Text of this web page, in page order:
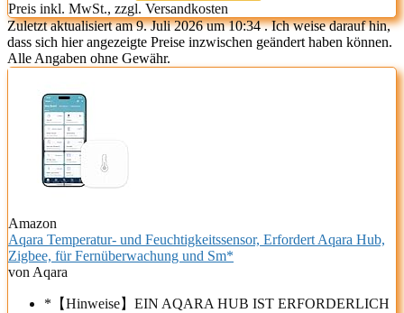
Preis inkl. MwSt., zzgl. Versandkosten
Zuletzt aktualisiert am 9. Juli 2026 um 10:34 . Ich weise darauf hin,
dass sich hier angezeigte Preise inzwischen geändert haben können.
Alle Angaben ohne Gewähr.
Amazon
Aqara Temperatur- und Feuchtigkeitssensor, Erfordert Aqara Hub,
Zigbee, für Fernüberwachung und Sm*
von Aqara
*【Hinweise】EIN AQARA HUB IST ERFORDERLICH